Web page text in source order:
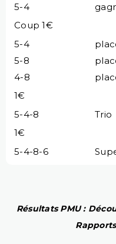
5-4
Coup 1€
5-4
5-8
4-8
1€
5-4-8
Trio
1€
5-4-8-6
Résultats PMU :